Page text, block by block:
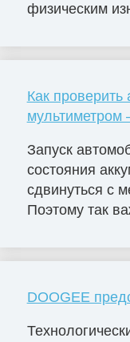
физическим
Как
мультиметром
Запуск
состояния
сдвинуться с
Поэтому так
DOOGEE